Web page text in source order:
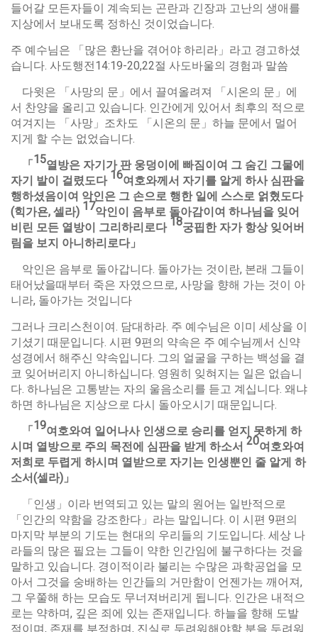
들어갈 모든자들이 계속되는 곤란과 긴장과 고난의 생애를
지상에서 보내도록 정하신 것이었습니다.
주 예수님은 「많은 환난을 겪어야 하리라」라고 경고하셨
습니다. 사도행전14:19-20,22절 사도바울의 경험과 말씀
다윗은 「사망의 문」에서 끌여올려져 「시온의 문」에
서 찬양을 올리고 있습니다. 인간에게 있어서 최후의 적으로
여겨지는 「사망」조차도 「시온의 문」하늘 문에서 멀어
지게 할 수는 없었습니다.
「15열방은 자기가 판 웅덩이에 빠짐이여 그 숨긴 그물에
자기 발이 걸렸도다 16여호와께서 자기를 알게 하사 심판을
행하셨음이여 악인은 그 손으로 행한 일에 스스로 얽혔도다
(힉가욘, 셀라) 17악인이 음부로 돌아감이여 하나님을 잊어
비린 모든 열방이 그리하리로다 18궁핍한 자가 항상 잊어버
림을 보지 아니하리로다」
악인은 음부로 돌아갑니다. 돌아가는 것이란, 본래 그들이
태어났을때부터 죽은 자였으므로, 사망을 향해 가는 것이 아
니라, 돌아가는 것입니다
그러나 크리스천이여. 담대하라. 주 예수님은 이미 세상을 이
기셨기 때문입니다. 시편 9편의 약속은 주 예수님께서 신약
성경에서 해주신 약속입니다. 그의 얼굴을 구하는 백성을 결
코 잊어버리지 아니하십니다. 영원히 잊혀지는 일은 없습니
다. 하나님은 고통받는 자의 울음소리를 듣고 계십니다. 왜냐
하면 하나님은 지상으로 다시 돌아오시기 때문입니다.
「19여호와여 일어나사 인생으로 승리를 얻지 못하게 하
시며 열방으로 주의 목전에 심판을 받게 하소서 20여호와여
저희로 두렵게 하시며 열받으로 자기는 인생뿐인 줄 알게 하
소서(셀라) 」
「인생」이라 번역되고 있는 말의 원어는 일반적으로
「인간의 약함을 강조한다」라는 말입니다. 이 시편 9편의
마지막 부분의 기도는 현대의 우리들의 기도입니다. 세상 나
라들의 많은 필요는 그들이 약한 인간임에 불구하다는 것을
말하고 있습니다. 경이적이라 불리는 수많은 과학공업을 모
아서 그것을 숭배하는 인간들의 거만함이 언젠가는 깨어져,
그 우쭐해 하는 모습도 무너져버리게 됩니다. 인간은 내적으
로는 약하며, 깊은 죄에 있는 존재입니다. 하늘을 향해 도발
적이며, 존재를 부정하며, 진실로 두려워해야할 분을 두려워